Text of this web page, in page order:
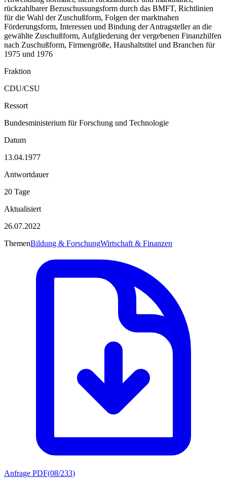
rückzahlbarer Bezuschussungsform durch das BMFT, Richtlinien
für die Wahl der Zuschußform, Folgen der marktnahen
Förderungsform, Interessen und Bindung der Antragsteller an die
gewählte Zuschußform, Aufgliederung der vergebenen Finanzhilfen
nach Zuschußform, Firmengröße, Haushaltstitel und Branchen für
1975 und 1976
Fraktion
CDU/CSU
Ressort
Bundesministerium für Forschung und Technologie
Datum
13.04.1977
Antwortdauer
20 Tage
Aktualisiert
26.07.2022
ThemenBildung & ForschungWirtschaft & Finanzen
Anfrage PDF(08/233)